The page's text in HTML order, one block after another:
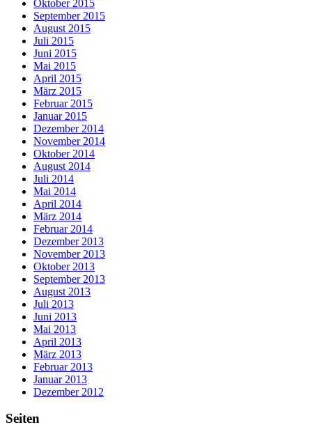
Oktober 2015
September 2015
August 2015
Juli 2015
Juni 2015
Mai 2015
April 2015
März 2015
Februar 2015
Januar 2015
Dezember 2014
November 2014
Oktober 2014
August 2014
Juli 2014
Mai 2014
April 2014
März 2014
Februar 2014
Dezember 2013
November 2013
Oktober 2013
September 2013
August 2013
Juli 2013
Juni 2013
Mai 2013
April 2013
März 2013
Februar 2013
Januar 2013
Dezember 2012
Seiten